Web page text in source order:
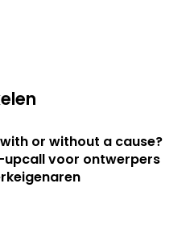
with or without a cause?
upcall voor ontwerpers